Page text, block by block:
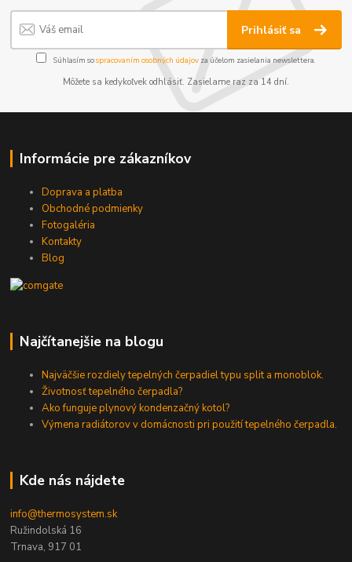
Prihlásiť sa
Súhlasím sospracovaním osobných údajov za účelom zasielania newslettera.
Môžete sa kedykoľvek odhlásiť. Zasielame raz za 14 dní.
Informácie pre zákazníkov
Doprava a platba
Obchodné podmienky
Fotogaléria
Kontakty
Blog
Najčítanejšie na blogu
Najväčšie rozdiely tepelných čerpadiel typu split a monoblok.
Životnosť tepelného čerpadla?
Ako funguje plynový kondenzačný kotol?
Výmena radiátorov v domácnosti pri použití tepelného čerpadla.
Kde nás nájdete
info@thermosystem.sk
Ružindolská 16
Trnava, 917 01